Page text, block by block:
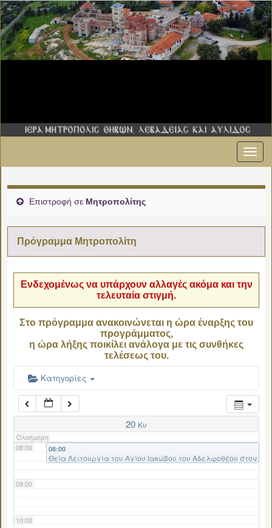
Επιστροφή σε Μητροπολίτης
Πρόγραμμα Μητροπολίτη
Ενδεχομένως να υπάρχουν αλλαγές ακόμα και την
τελευταία στιγμή.
Στο πρόγραμμα ανακοινώνεται η ώρα έναρξης του
προγράμματος,
η ώρα λήξης ποικίλει ανάλογα με τις συνθήκες
τελέσεως του.
Κατηγορίες
20 Κυ
Ολοήμερη
02:00
06:00
07:00
08:00
09:00
10:00
08:00
Θεία Λειτουργία του Αγίου Ιακώβου του Αδελφοθέου στον